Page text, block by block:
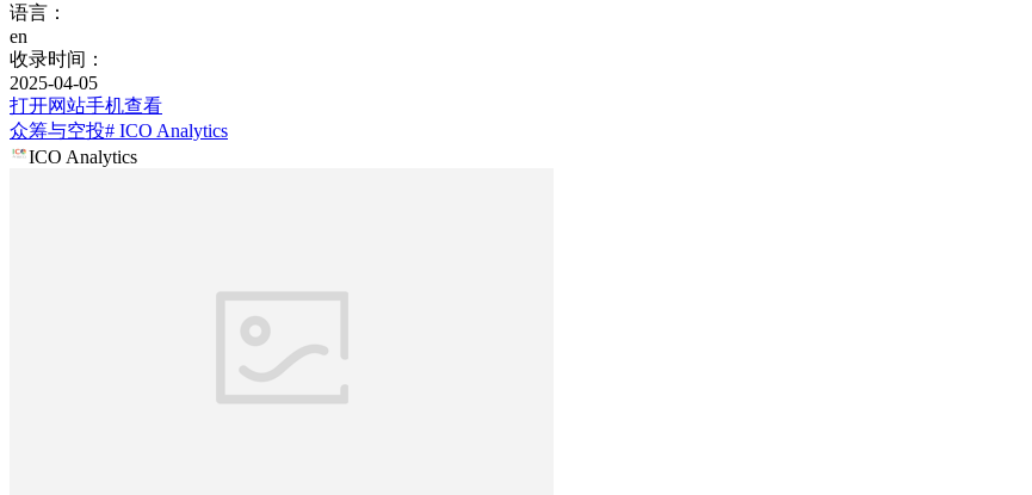
语言：
en
收录时间：
2025-04-05
打开网站手机查看
众筹与空投# ICO Analytics
ICO Analytics